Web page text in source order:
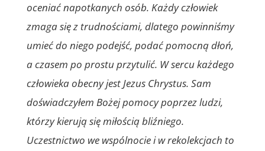
oceniać napotkanych osób. Każdy człowiek
zmaga się z trudnościami, dlatego powinniśmy
umieć do niego podejść, podać pomocną dłoń,
a czasem po prostu przytulić. W sercu każdego
człowieka obecny jest Jezus Chrystus. Sam
doświadczyłem Bożej pomocy poprzez ludzi,
którzy kierują się miłością bliźniego.
Uczestnictwo we wspólnocie i w rekolekcjach to